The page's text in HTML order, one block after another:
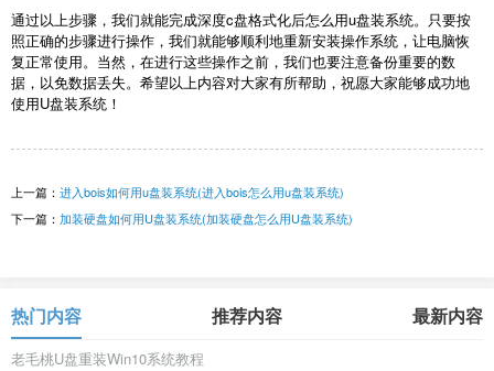
通过以上步骤，我们就能完成深度c盘格式化后怎么用u盘装系统。只要按
照正确的步骤进行操作，我们就能够顺利地重新安装操作系统，让电脑恢
复正常使用。当然，在进行这些操作之前，我们也要注意备份重要的数
据，以免数据丢失。希望以上内容对大家有所帮助，祝愿大家能够成功地
使用U盘装系统！
上一篇： 进入bois如何用u盘装系统(进入bois怎么用u盘装系统)
下一篇： 加装硬盘如何用U盘装系统(加装硬盘怎么用U盘装系统)
热门内容 推荐内容 最新内容
老毛桃U盘重装Win10系统教程